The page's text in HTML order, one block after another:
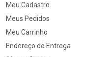
Meu Cadastro
Meus Pedidos
Meu Carrinho
Endereço de Entrega